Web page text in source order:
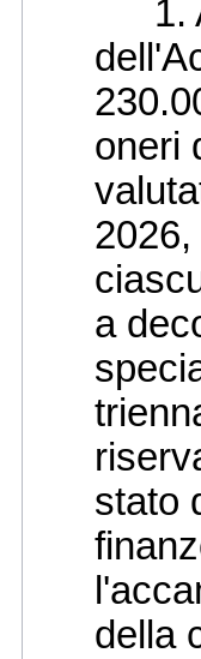
1.
oneri
a
stato
della